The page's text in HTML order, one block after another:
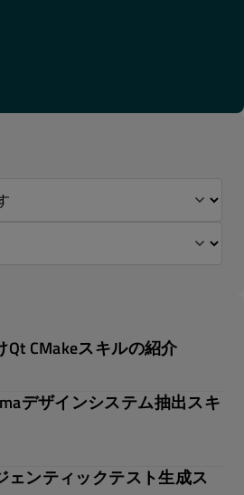
CMakeスキルの紹介
デザインシステム抽出スキ
ェンティックテスト生成ス